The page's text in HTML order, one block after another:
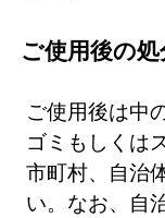
ご使用後の
ご使用後は中
ゴミもしくは
市町村、自治
い。なお、自